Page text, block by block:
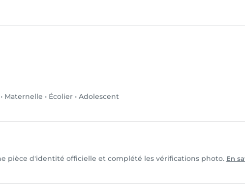
• Maternelle • Écolier • Adolescent
pièce d'identité officielle et complété les vérifications photo. En